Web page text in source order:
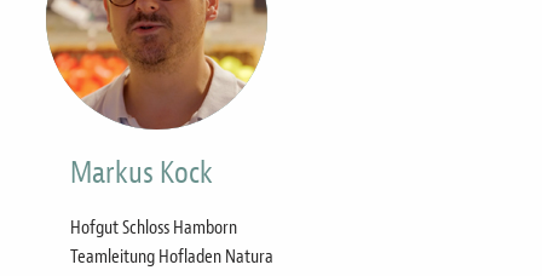
Markus Kock
Hofgut Schloss Hamborn
Teamleitung Hofladen Natura